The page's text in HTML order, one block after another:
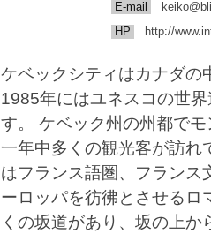
E-mail
HP
http://
ケベックシティはカナダの
1985年にはユネスコの世
す。 ケベック州の州都で
一年中多くの観光客が訪れ
はフランス語圏、フランス
ーロッパを彷彿とさせるロ
くの坂道があり、坂の上